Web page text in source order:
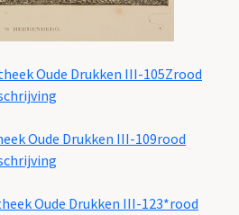
Oude Drukken III-105Zrood
Oude Drukken III-109rood
Oude Drukken III-123*rood